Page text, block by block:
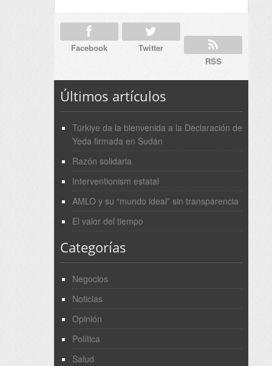
Facebook
Twitter
RSS
Últimos artículos
Türkiye da la bienvenida a la Declaración de
Yeda firmada en Sudán
Razón solidaria
Interventionism estatal
AMLO y su “mundo ideal” sin transparencia
El valor del tiempo
Categorías
Negocios
Noticias
Opinión
Política
Salud